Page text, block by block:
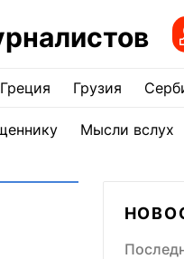
Греция Грузия
Мысли вслух